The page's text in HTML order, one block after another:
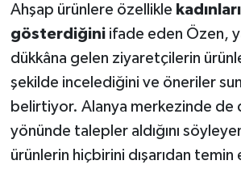
Ahşap ürünlere özellikle
gösterdiğiniifade eden Özen,
dükkâna gelen ziyaretçilerin
şekilde incelediğini ve öneriler
belirtiyor. Alanya merkezinde de
yönünde talepler aldığını
ürünlerin hiçbirini dışarıdan